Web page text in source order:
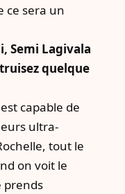
ce sera un
Semi Lagivala
quelque
capable de
ultra-
tout le
on voit le
prends